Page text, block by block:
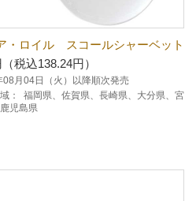
・ロイル スコールシャーベット
税込138.24円）
08月04日（火）以降順次発売
：
福岡県、佐賀県、長崎県、大分県、宮
児島県